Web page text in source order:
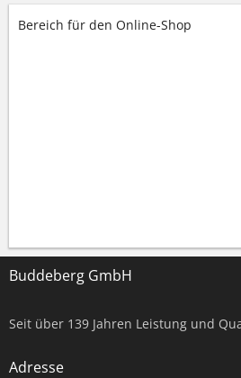
Bereich für den Online-Shop
Buddeberg GmbH
Seit über 139 Jahren Leistung und
Adresse